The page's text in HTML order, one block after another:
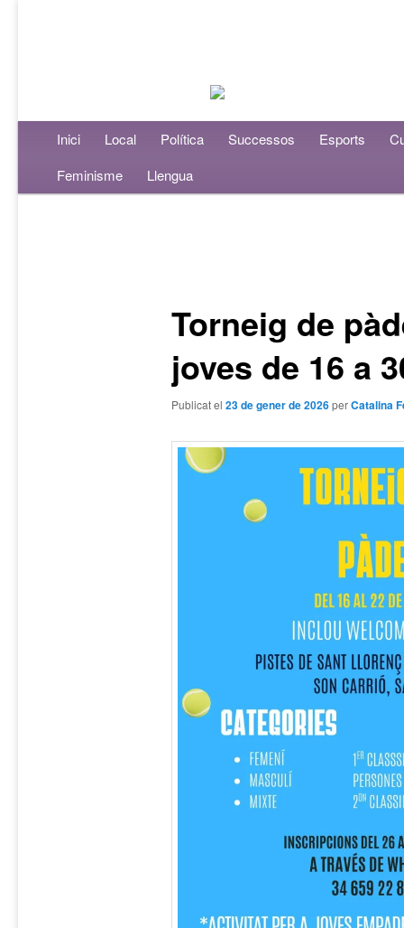
Menú principalAneu al contingut principal
Aneu al contingut secundari
Inici Local Política Successos Esports
Feminisme
Llengua
Torneig de
joves de 16 a
Publicat el 23 de gener de 2026perCatalina